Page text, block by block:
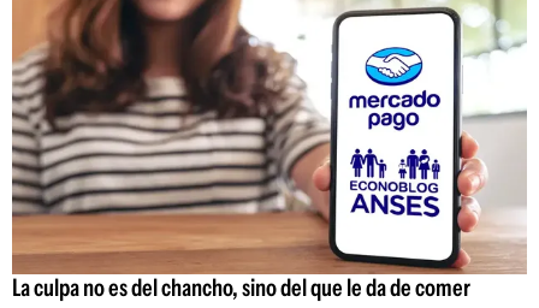
La culpa no es del chancho, sino del que le da de comer